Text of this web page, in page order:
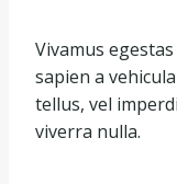
Vivamus
sapien a
tellus, vel
viverra nulla.